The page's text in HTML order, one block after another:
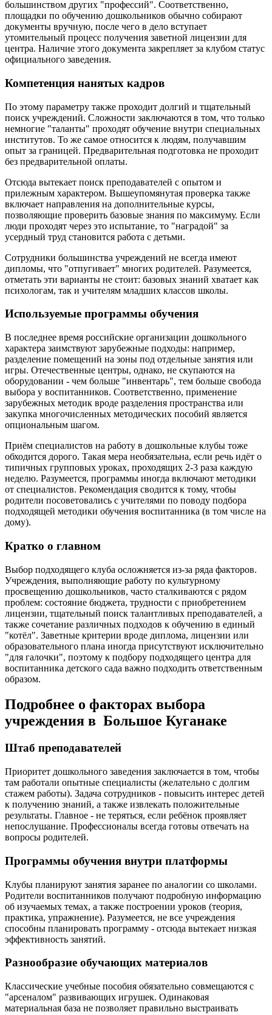
большинством других "профессий". Соответственно,
площадки по обучению дошкольников обычно собирают
документы вручную, после чего в дело вступает
утомительный процесс получения заветной лицензии для
центра. Наличие этого документа закрепляет за клубом статус
официального заведения.
Компетенция нанятых кадров
По этому параметру также проходит долгий и тщательный
поиск учреждений. Сложности заключаются в том, что только
немногие "таланты" проходят обучение внутри специальных
институтов. То же самое относится к людям, получавшим
опыт за границей. Предварительная подготовка не проходит
без предварительной оплаты.
Отсюда вытекает поиск преподавателей с опытом и
прилежным характером. Вышеупомянутая проверка также
включает направления на дополнительные курсы,
позволяющие проверить базовые знания по максимуму. Если
люди проходят через это испытание, то "наградой" за
усердный труд становится работа с детьми.
Сотрудники большинства учреждений не всегда имеют
дипломы, что "отпугивает" многих родителей. Разумеется,
отметать эти варианты не стоит: базовых знаний хватает как
психологам, так и учителям младших классов школы.
Используемые программы обучения
В последнее время российские организации дошкольного
характера заимствуют зарубежные подходы: например,
разделение помещений на зоны под отдельные занятия или
игры. Отечественные центры, однако, не скупаются на
оборудовании - чем больше "инвентарь", тем больше свобода
выбора у воспитанников. Соответственно, применение
зарубежных методик вроде разделения пространства или
закупка многочисленных методических пособий является
опциональным шагом.
Приём специалистов на работу в дошкольные клубы тоже
обходится дорого. Такая мера необязательна, если речь идёт о
типичных групповых уроках, проходящих 2-3 раза каждую
неделю. Разумеется, программы иногда включают методики
от специалистов. Рекомендация сводится к тому, чтобы
родители посоветовались с учителями по поводу подбора
подходящей методики обучения воспитанника (в том числе на
дому).
Кратко о главном
Выбор подходящего клуба осложняется из-за ряда факторов.
Учреждения, выполняющие работу по культурному
просвещению дошкольников, часто сталкиваются с рядом
проблем: состояние бюджета, трудности с приобретением
лицензии, тщательный поиск талантливых преподавателей, а
также сочетание различных подходов к обучению в единый
"котёл". Заветные критерии вроде диплома, лицензии или
образовательного плана иногда присутствуют исключительно
"для галочки", поэтому к подбору подходящего центра для
воспитанника детского сада важно подходить ответственным
образом.
Подробнее о факторах выбора
учреждения в Большое Куганаке
Штаб преподавателей
Приоритет дошкольного заведения заключается в том, чтобы
там работали опытные специалисты (желательно с долгим
стажем работы). Задача сотрудников - повысить интерес детей
к получению знаний, а также извлекать положительные
результаты. Главное - не теряться, если ребёнок проявляет
непослушание. Профессионалы всегда готовы отвечать на
вопросы родителей.
Программы обучения внутри платформы
Клубы планируют занятия заранее по аналогии со школами.
Родители воспитанников получают подробную информацию
об изучаемых темах, а также построении уроков (теория,
практика, упражнение). Разумеется, не все учреждения
способны планировать программу - отсюда вытекает низкая
эффективность занятий.
Разнообразие обучающих материалов
Классические учебные пособия обязательно совмещаются с
"арсеналом" развивающих игрушек. Одинаковая
материальная база не позволяет правильно выстраивать